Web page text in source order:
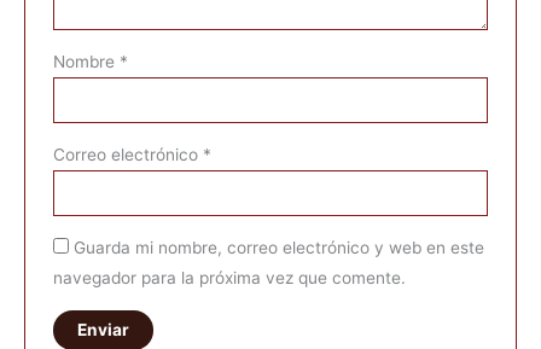
Nombre *
Correo electrónico *
Guarda mi nombre, correo electrónico y web en este
navegador para la próxima vez que comente.